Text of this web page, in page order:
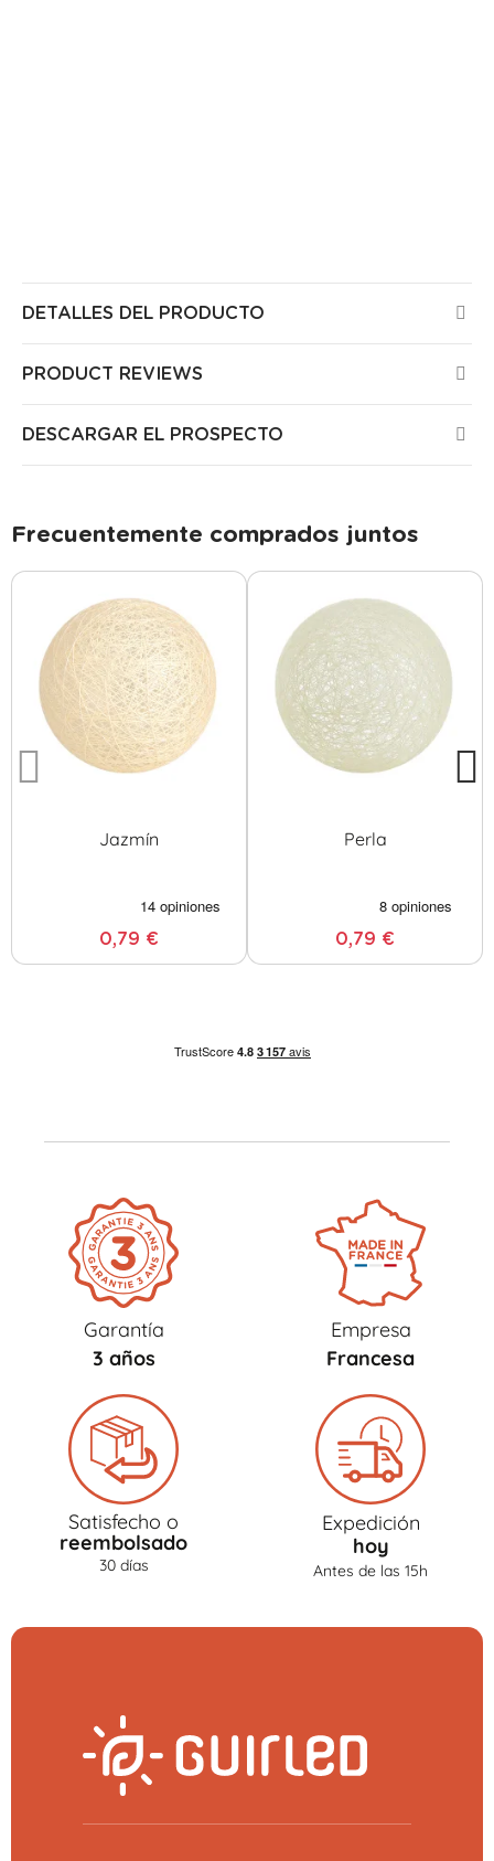
DETALLES DEL PRODUCTO
PRODUCT REVIEWS
DESCARGAR EL PROSPECTO
Frecuentemente comprados juntos
Jazmín
0,79 €
Perla
0,79 €
Garantía
3 años
Empresa
Francesa
Satisfecho o
reembolsado
30 días
Expedición
hoy
Antes de las 15h